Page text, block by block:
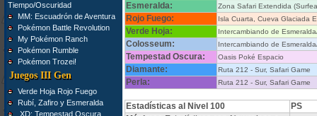
Tiempo/Oscuridad
MM: Escuadrón de Aventura
Pokémon Battle Revolution
My Pokémon Ranch
Pokémon Rumble
Pokémon Trozei!
Juegos III Gen
Verde Hoja Rojo Fuego
Rubí, Zafiro y Esmeralda
XD: Tempestad Oscura
Esmeralda: Zona Safari Extendida
Rojo Fuego: Isla Cuarta, Cueva Glaciada
Verde Hoja: Intercambiando de
Colosseum: Intercambiando de
Tempestad Oscura: Oasis Poké Espacio
Diamante: Ruta 212 - Sur, Safari Game
Perla: Ruta 212 - Sur, Safari Game
Estadísticas al Nivel 100
PS